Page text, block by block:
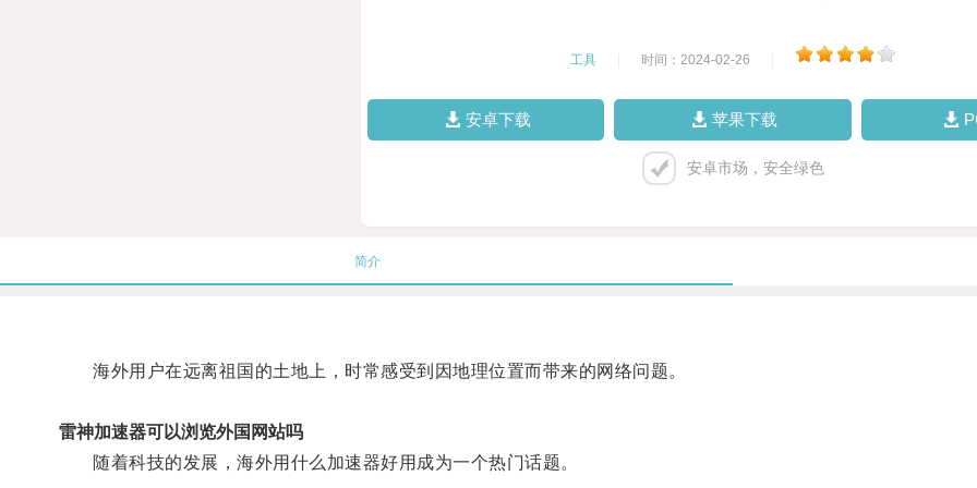
工具 时间：2024-02-26
安卓下载 苹果下载
安卓市场，安全绿色
简介
海外用户在远离祖国的土地上，时常感受到因地理位置而带来的网络问题。
雷神加速器可以浏览外国网站吗
随着科技的发展，海外用什么加速器好用成为一个热门话题。